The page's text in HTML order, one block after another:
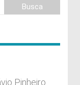
Pinheiro